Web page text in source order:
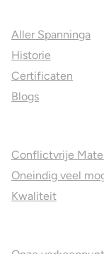
Aller Spanninga
Historie
Certificaten
Blogs
Conflictvrije
Oneindig veel
Kwaliteit